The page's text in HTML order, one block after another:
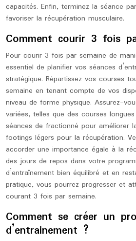
capacités. Enfin, terminez la séance
favoriser la récupération musculaire.
Comment courir 3 fois
Pour courir 3 fois par semaine de
essentiel de planifier vos séances
stratégique. Répartissez vos courses
semaine en tenant compte de vos
niveau de forme physique. Assurez-
variées, telles que des courses
séances de fractionné pour améliorer
footings légers pour la récupération.
accorder une importance égale à la
des jours de repos dans votre
d’entraînement bien équilibré et en
pratique, vous pourrez progresser et
courant 3 fois par semaine.
Comment se créer un
d’entrainement ?